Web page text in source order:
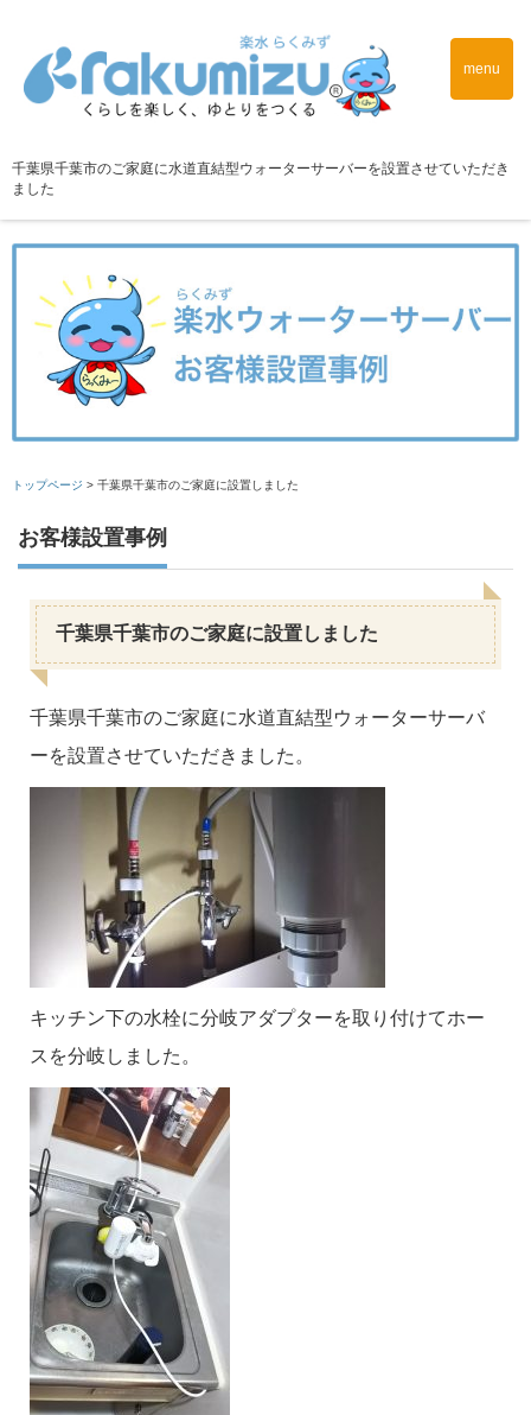
menu
千葉県千葉市のご家庭に水道直結型ウォーターサーバーを設置させていただき
ました
トップページ > 千葉県千葉市のご家庭に設置しました
お客様設置事例
千葉県千葉市のご家庭に設置しました
千葉県千葉市のご家庭に水道直結型ウォーターサーバ
ーを設置させていただきました。
キッチン下の水栓に分岐アダプターを取り付けてホー
スを分岐しました。